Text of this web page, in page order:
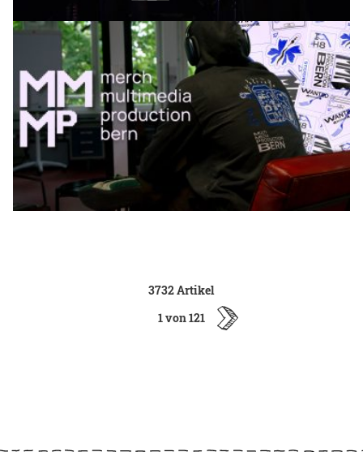
3732 Artikel
1 von 121